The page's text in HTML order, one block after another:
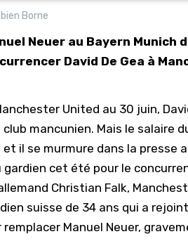
Borne
Neuer au Bayern Munich
David De Gea à
United au 30 juin,
mancunien. Mais le salaire
il se murmure dans la presse
cet été pour le
Christian Falk,
suisse de 34 ans qui a
Manuel Neuer,